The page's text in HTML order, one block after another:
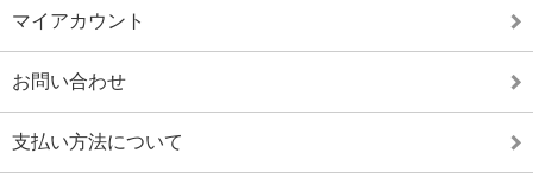
マイアカウント
お問い合わせ
支払い方法について